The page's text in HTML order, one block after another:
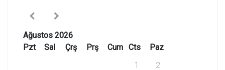
Ağustos 2026
Pzt
Sal Çrş Prş Cum Cts
Paz
1
2